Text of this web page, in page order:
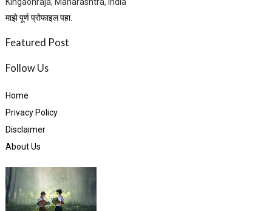
माझे पूर्ण प्रोफाइल पहा.
Featured Post
Follow Us
Home
Privacy Policy
Disclaimer
About Us